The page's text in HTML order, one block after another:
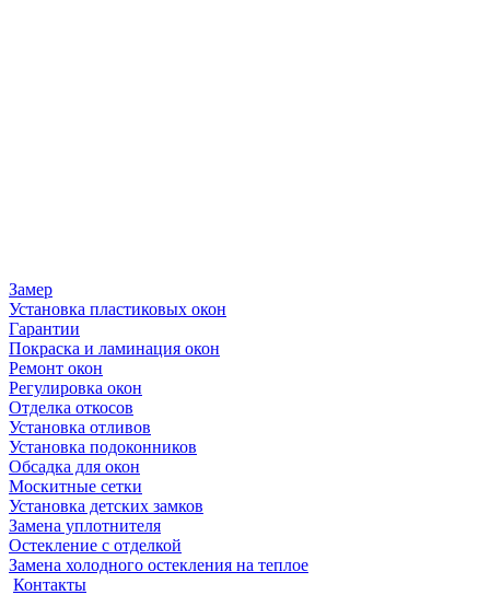
Замер
Установка пластиковых окон
Гарантии
Покраска и ламинация окон
Ремонт окон
Регулировка окон
Отделка откосов
Установка отливов
Установка подоконников
Обсадка для окон
Москитные сетки
Установка детских замков
Замена уплотнителя
Остекление с отделкой
Замена холодного остекления на теплое
Контакты